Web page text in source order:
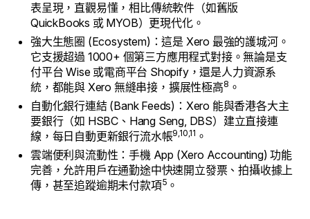
表呈現，直觀易懂，相比傳統軟件（如舊版
QuickBooks 或 MYOB）更現代化。
強大生態圈 (Ecosystem)：這是 Xero 最強的護城河。
它支援超過 1000+ 個第三方應用程式對接。無論是支
付平台 Wise 或電商平台 Shopify，還是人力資源系
統，都能與 Xero 無縫串接，擴展性極高8 。
自動化銀行連結 (Bank Feeds)：Xero 能與香港各大主
要銀行（如 HSBC、Hang Seng, DBS）建立直接連
線，每日自動更新銀行流水帳9,10,11 。
雲端便利與流動性：手機 App (Xero Accounting) 功能
完善，允許用戶在通勤途中快速開立發票、拍攝收據上
傳，甚至追蹤逾期未付款項5 。